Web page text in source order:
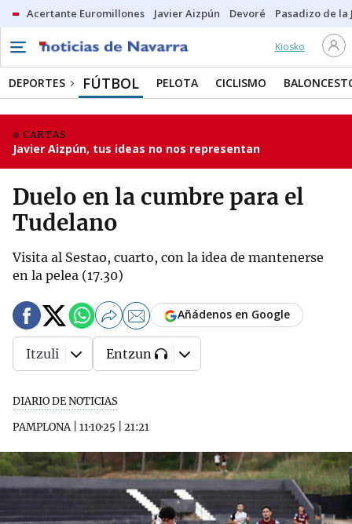
Acertante Euromillones Javier Aizpún Devoré Pasadizo de la
Kiosko
DEPORTES FÚTBOL PELOTA CICLISMO
CARTAS
Javier Aizpún, tus ideas no nos representan
Duelo en la cumbre para el
Tudelano
Visita al Sestao, cuarto, con la idea de mantenerse
en la pelea (17.30)
DIARIO DE NOTICIAS
PAMPLONA| 11·10·25 21:21
Añádenos en Google
Itzuli Entzun